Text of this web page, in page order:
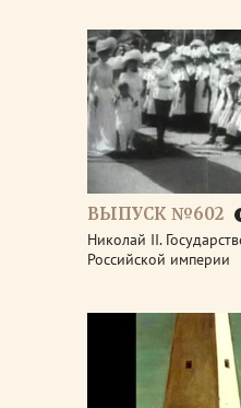
ВЫПУСК №602
Николай II.
Российской империи